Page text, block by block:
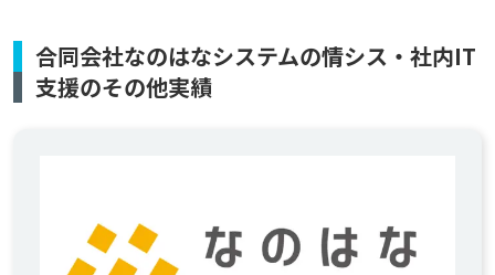
合同会社なのはなシステムの情シス・社内IT
支援のその他実績